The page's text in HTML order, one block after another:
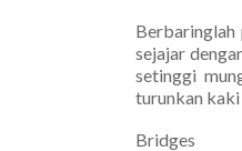
sejajar
setinggi
turunkan kaki
Bridges